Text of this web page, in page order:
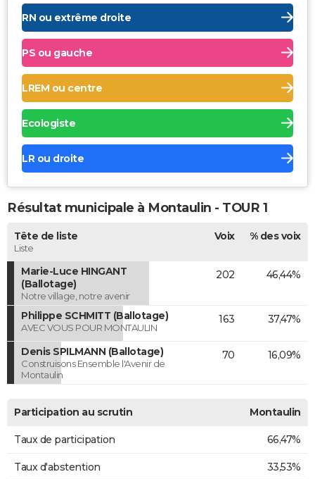
RN ou extrême droite
PS ou gauche
LREM ou centre
Ecologiste
LR ou droite
Résultat municipale à Montaulin - TOUR 1
Tête de liste
Liste
Voix % des voix
Marie-Luce HINGANT
(Ballotage)
Notre village, notre avenir
202 46,44%
Philippe SCHMITT (Ballotage)
AVEC VOUS POUR MONTAULIN
163 37,47%
Denis SPILMANN (Ballotage)
Construisons Ensemble l'Avenir de
Montaulin
70 16,09%
Participation au scrutin Montaulin
Taux de participation 66,47%
Taux d'abstention 33,53%